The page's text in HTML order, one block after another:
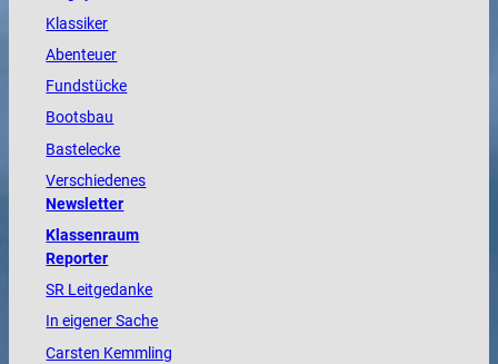
Klassiker
Abenteuer
Fundstücke
Bootsbau
Bastelecke
Verschiedenes
Newsletter
Klassenraum
Reporter
SR Leitgedanke
In eigener Sache
Carsten Kemmling